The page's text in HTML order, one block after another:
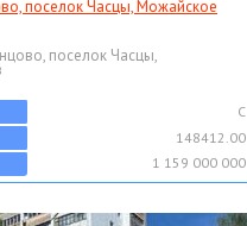
поселок Часцы, Можайское
поселок Часцы,
C
148412.00
1 159 000 000